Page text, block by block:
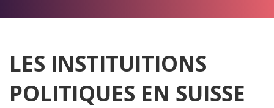
LES INSTITUITIONS
POLITIQUES EN SUISSE